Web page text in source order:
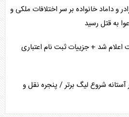
و داماد خانواده بر سر اختلافات ملکی و
به قتل رسید
شد + جزییات ثبت نام اعتباری
شروع لیگ برتر / پنجره نقل و